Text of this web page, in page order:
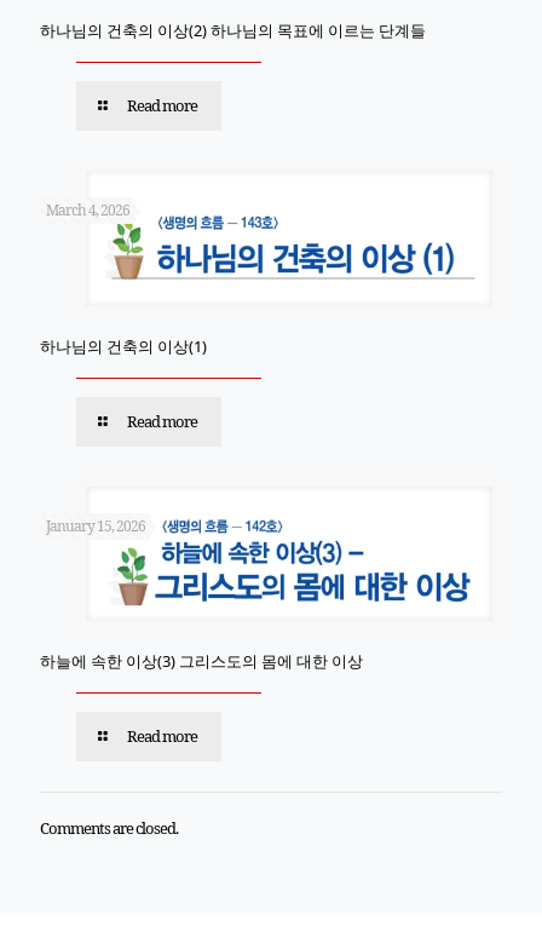
하나님의 건축의 이상(2) 하나님의 목표에 이르는 단계들
Read more
March 4, 2026
하나님의 건축의 이상(1)
Read more
January 15, 2026
하늘에 속한 이상(3) 그리스도의 몸에 대한 이상
Read more
Comments are closed.